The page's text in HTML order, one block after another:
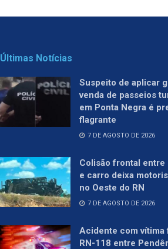
Últimas Notícias
Suspeito de aplicar
venda de passeios
em Ponta Negra é
flagrante
7 DE AGOSTO DE 2026
Colisão frontal entre
e carro deixa
no Oeste do RN
7 DE AGOSTO DE 2026
Acidente com vítima
RN-118 entre